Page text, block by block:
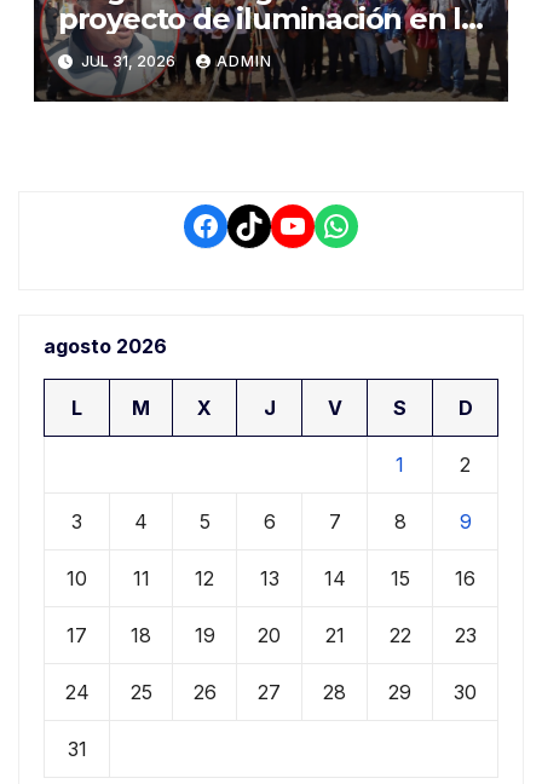
proyecto de iluminación en la
salida a Puno y alertan por
demora que pone en riesgo a
conductores
JUL 31, 2026 ADMIN
Facebook
TikTokYouTube
WhatsApp
agosto 2026
L M X J V S D
1 2
3 4 5 6 7 8 9
10 11 12 13 14 15 16
17 18 19 20 21 22 23
24 25 26 27 28 29 30
31